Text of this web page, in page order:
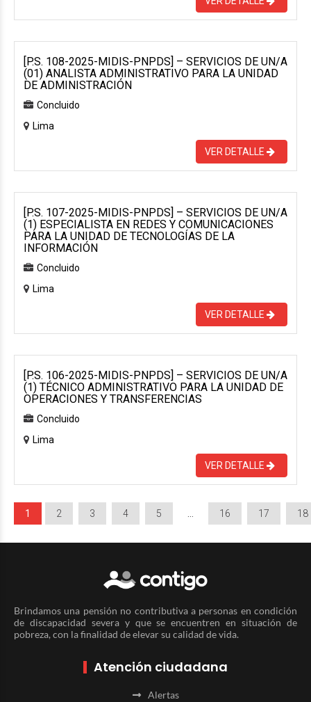
[P.S. 108-2025-MIDIS-PNPDS] – SERVICIOS DE UN/A
(01) ANALISTA ADMINISTRATIVO PARA LA UNIDAD
DE ADMINISTRACIÓN
Concluido
Lima
VER DETALLE
[P.S. 107-2025-MIDIS-PNPDS] – SERVICIOS DE UN/A
(1) ESPECIALISTA EN REDES Y COMUNICACIONES
PARA LA UNIDAD DE TECNOLOGÍAS DE LA
INFORMACIÓN
Concluido
Lima
VER DETALLE
[P.S. 106-2025-MIDIS-PNPDS] – SERVICIOS DE UN/A
(1) TÉCNICO ADMINISTRATIVO PARA LA UNIDAD DE
OPERACIONES Y TRANSFERENCIAS
Concluido
Lima
VER DETALLE
1 2 3 4 5 16 17 18
Brindamos una pensión no contributiva a personas en condición
de discapacidad severa y que se encuentren en situación de
pobreza, con la finalidad de elevar su calidad de vida.
Atención ciudadana
Alertas